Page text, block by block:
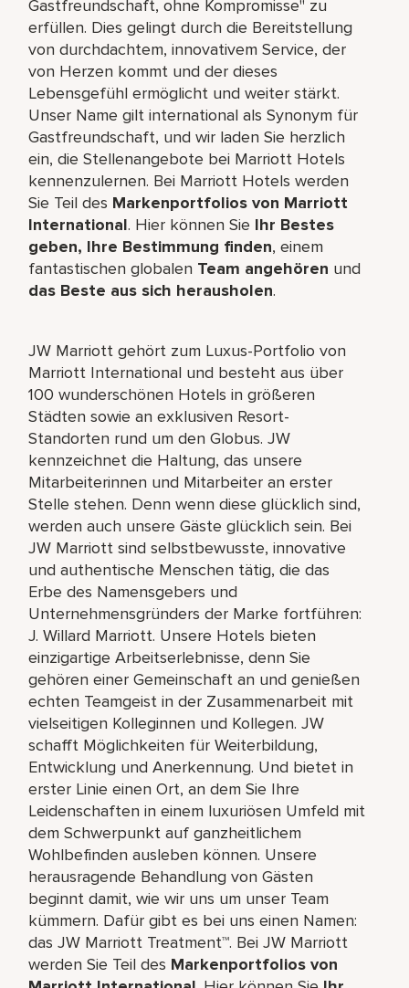
Gastfreundschaft, ohne Kompromisse" zu
erfüllen. Dies gelingt durch die Bereitstellung
von durchdachtem, innovativem Service, der
von Herzen kommt und der dieses
Lebensgefühl ermöglicht und weiter stärkt.
Unser Name gilt international als Synonym für
Gastfreundschaft, und wir laden Sie herzlich
ein, die Stellenangebote bei Marriott Hotels
kennenzulernen. Bei Marriott Hotels werden
Sie Teil des Markenportfolios von Marriott
International. Hier können Sie Ihr Bestes
geben, Ihre Bestimmung finden, einem
fantastischen globalen Team angehören und
das Beste aus sich herausholen.
JW Marriott gehört zum Luxus-Portfolio von
Marriott International und besteht aus über
100 wunderschönen Hotels in größeren
Städten sowie an exklusiven Resort-
Standorten rund um den Globus. JW
kennzeichnet die Haltung, das unsere
Mitarbeiterinnen und Mitarbeiter an erster
Stelle stehen. Denn wenn diese glücklich sind,
werden auch unsere Gäste glücklich sein. Bei
JW Marriott sind selbstbewusste, innovative
und authentische Menschen tätig, die das
Erbe des Namensgebers und
Unternehmensgründers der Marke fortführen:
J. Willard Marriott. Unsere Hotels bieten
einzigartige Arbeitserlebnisse, denn Sie
gehören einer Gemeinschaft an und genießen
echten Teamgeist in der Zusammenarbeit mit
vielseitigen Kolleginnen und Kollegen. JW
schafft Möglichkeiten für Weiterbildung,
Entwicklung und Anerkennung. Und bietet in
erster Linie einen Ort, an dem Sie Ihre
Leidenschaften in einem luxuriösen Umfeld mit
dem Schwerpunkt auf ganzheitlichem
Wohlbefinden ausleben können. Unsere
herausragende Behandlung von Gästen
beginnt damit, wie wir uns um unser Team
kümmern. Dafür gibt es bei uns einen Namen:
das JW Marriott Treatment™. Bei JW Marriott
werden Sie Teil des Markenportfolios von